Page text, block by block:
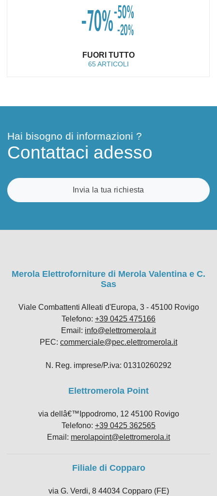
FUORI TUTTO
65 ARTICOLI
Hai bisogno di informazioni ?
Contattaci adesso
Invia la tua richiesta
Merola Elettroforniture di Merola Valentina e C.
Sas
Viale Combattenti Alleati d'Europa, 3 - 45100 Rovigo
Telefono: +39 0425 475166
Email: info@elettromerola.it
PEC: commerciale@pec.elettromerola.it
N. Reg. imprese/P.iva: 01310260292
Elettromerola Point
via dellâ€™Ippodromo, 12 45100 Rovigo
Telefono: +39 0425 362565
Email: merolapoint@elettromerola.it
Filiale di Copparo
via G. Verdi, 8 44034 Copparo (FE)